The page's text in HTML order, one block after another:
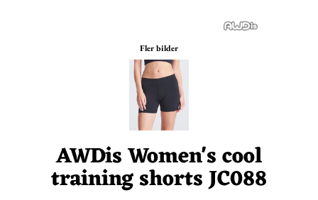
Fler bilder
AWDis Women's cool
training shorts JC088